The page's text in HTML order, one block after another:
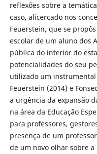
reflexões sobre a
caso, alicerçado nos
Feuerstein, que se
escolar de um aluno dos
pública do interior do
potencialidades do seu
utilizado um
Feuerstein (2014) e
a urgência da expansão
na área da Educação
para professores,
presença de um
de um novo olhar sobre